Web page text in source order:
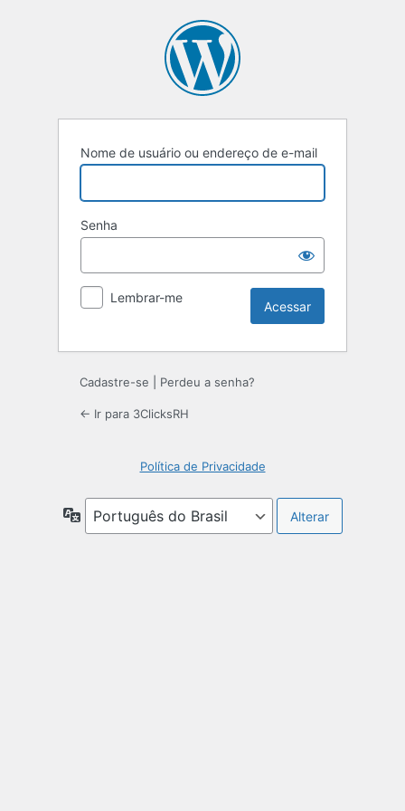
Nome de usuário ou endereço de e-mail
Senha
Lembrar-me
Cadastre-se Perdeu a senha?
← Ir para 3ClicksRH
Política de Privacidade
Idioma